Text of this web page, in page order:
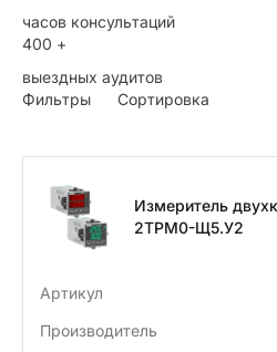
часов консультаций
400 +
выездных аудитов
Фильтры
Сортировка
Измеритель
2ТРМ0-Щ5.У2
Артикул
Производитель